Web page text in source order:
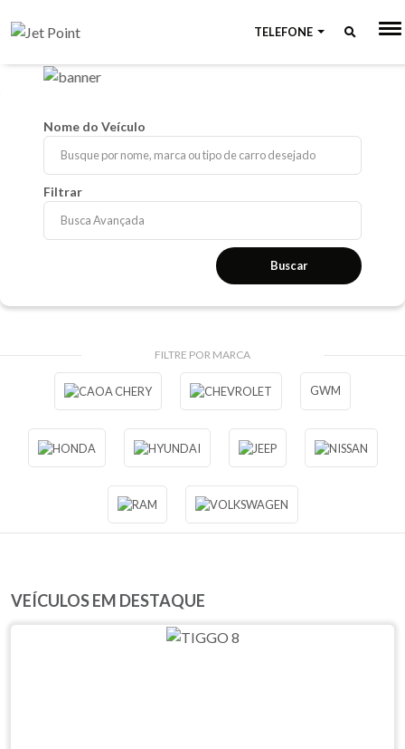
TELEFONE
Nome do Veículo
Filtrar
Busca Avançada
Buscar
FILTRE POR MARCA
GWM
VEÍCULOS EM DESTAQUE